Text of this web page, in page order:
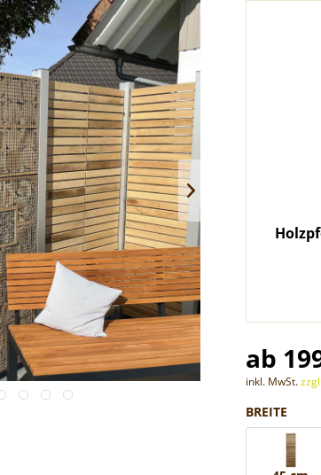
Lärche Vierkantpfosten 9x9cm
ab 21,00 € *
ab
inkl. MwSt.
BREITE